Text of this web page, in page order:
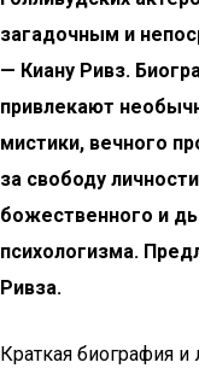
загадочным и
— Киану Ривз.
привлекают
мистики, вечного
за свободу
божественного и
психологизма.
Ривза.
Краткая биография и